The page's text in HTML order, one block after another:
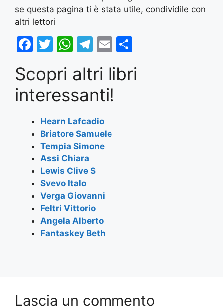
se questa pagina ti è stata utile, condividile con
altri lettori
F
c
e
b
o
o
k
T
itt
er
W
at
s
A
p
p
T
e
gr
a
m
E
ai
l
ar
Scopri altri libri
interessanti!
Hearn Lafcadio
Briatore Samuele
Tempia Simone
Assi Chiara
Lewis Clive S
Svevo Italo
Verga Giovanni
Feltri Vittorio
Angela Alberto
Fantaskey Beth
Lascia un commento